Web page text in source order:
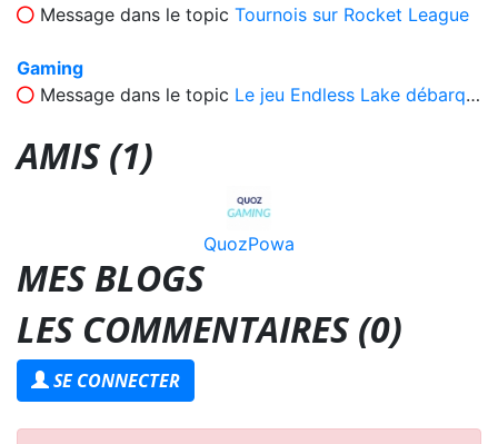
Message dans le topic Tournois sur Rocket League
Gaming
Message dans le topic Le jeu Endless Lake débarque sur Facebook
AMIS (1)
QuozPowa
MES BLOGS
LES COMMENTAIRES (0)
SE CONNECTER